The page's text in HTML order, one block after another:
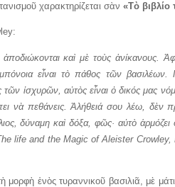
χαρακτηρίζεται σὰν «Τὸ
καὶ μὲ τοὺς ἀνίκανους.
εἶναι τὸ πάθος τῶν βασιλέων.
τῶν ἰσχυρῶν, αὐτὸς εἶναι ὁ δικός μας
νὰ πεθάνεις. Ἀλήθειά σου λέω, δὲν
δύναμη καὶ δόξα, φῶς· αὐτὸ ἁρμόζει
life and the Magic of Aleister Crowley,
ἑνὸς τυραννικοῦ βασιλιᾶ, μὲ